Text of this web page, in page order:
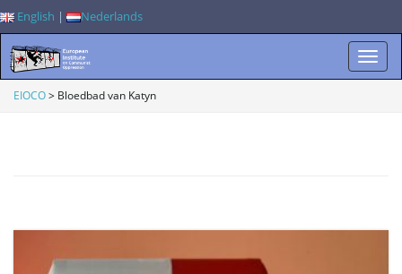
English | Nederlands
EIOCO> Bloedbad van Katyn